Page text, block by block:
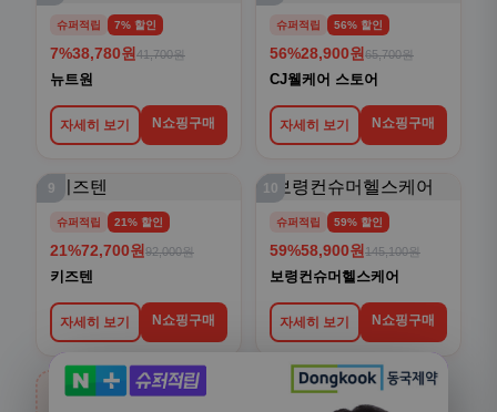
슈퍼적립 7% 할인
7%38,780원 41,700원
뉴트원
자세히 보기 N쇼핑구매
슈퍼적립 56% 할인
56%28,900원 65,700원
CJ웰케어 스토어
자세히 보기 N쇼핑구매
9
슈퍼적립 21% 할인
21%72,700원 92,000원
키즈텐
자세히 보기 N쇼핑구매
10
슈퍼적립 59% 할인
59%58,900원 145,100원
보령컨슈머헬스케어
자세히 보기 N쇼핑구매